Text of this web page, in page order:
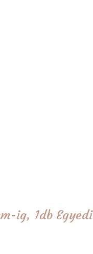
ig, 1db Egyedi